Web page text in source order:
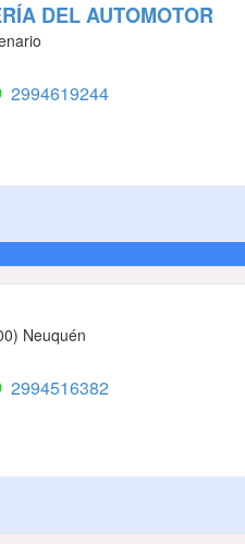
DEL AUTOMOTOR
2994619244
Neuquén
2994516382